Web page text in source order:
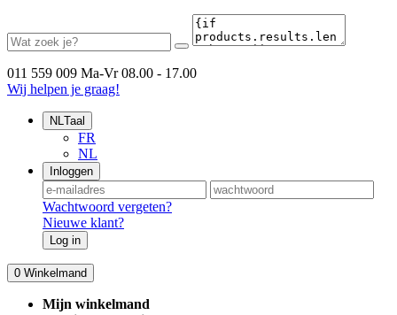
011 559 009 Ma-Vr 08.00 - 17.00
Wij helpen je graag!
NLTaal
FR
NL
Inloggen
Wachtwoord vergeten?
Nieuwe klant?
Log in
0 Winkelmand
Mijn winkelmand